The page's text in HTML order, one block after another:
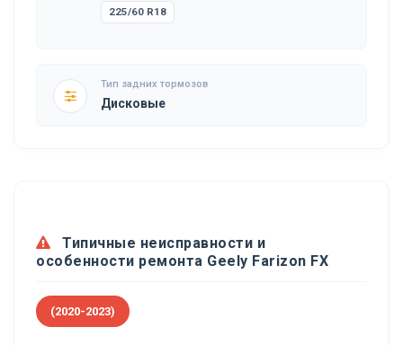
225/60 R18
Тип задних тормозов
Дисковые
Типичные неисправности и
особенности ремонта Geely Farizon FX
(2020-2023)